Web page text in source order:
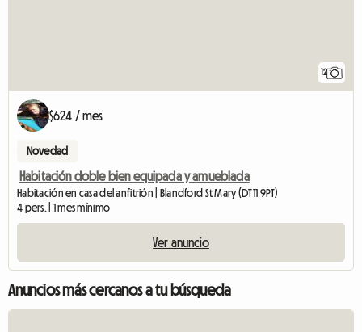
12
$624 / mes
Novedad
Habitación doble bien equipada y amueblada
Habitación en casa del anfitrión | Blandford St Mary (DT11 9PT)
4 pers. | 1 mes mínimo
Ver anuncio
Anuncios más cercanos a tu búsqueda